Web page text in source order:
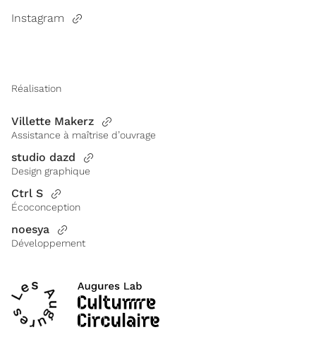
Instagram
Réalisation
Villette Makerz
Assistance à maîtrise d’ouvrage
studio dazd
Design graphique
Ctrl S
Écoconception
noesya
Développement